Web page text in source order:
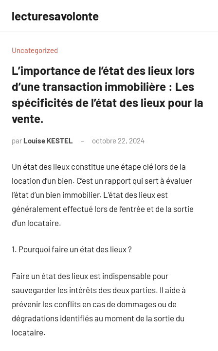
contenu
lecturesavolonte
Uncategorized
L’importance de l’état des lieux lors
d’une transaction immobilière : Les
spécificités de l’état des lieux pour la
vente.
par Louise KESTEL octobre 22, 2024
Un état des lieux constitue une étape clé lors de la
location d’un bien. C’est un rapport qui sert à évaluer
l’état d’un bien immobilier. L’état des lieux est
généralement effectué lors de l’entrée et de la sortie
d’un locataire.
1. Pourquoi faire un état des lieux ?
Faire un état des lieux est indispensable pour
sauvegarder les intérêts des deux parties. Il aide à
prévenir les conflits en cas de dommages ou de
dégradations identifiés au moment de la sortie du
locataire.